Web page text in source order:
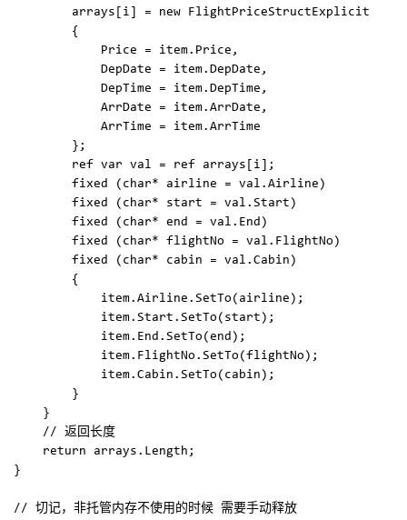
        arrays[i] = new FlightPriceStructExplicit
        {
            Price = item.Price,
            DepDate = item.DepDate,
            DepTime = item.DepTime,
            ArrDate = item.ArrDate,
            ArrTime = item.ArrTime
        };
        ref var val = ref arrays[i];
        fixed (char* airline = val.Airline)
        fixed (char* start = val.Start)
        fixed (char* end = val.End)
        fixed (char* flightNo = val.FlightNo)
        fixed (char* cabin = val.Cabin)
        {
            item.Airline.SetTo(airline);
            item.Start.SetTo(start);
            item.End.SetTo(end);
            item.FlightNo.SetTo(flightNo);
            item.Cabin.SetTo(cabin);
        }
    }
    // 返回长度
    return arrays.Length;
}
// 切记，非托管内存不使用的时候 需要手动释放